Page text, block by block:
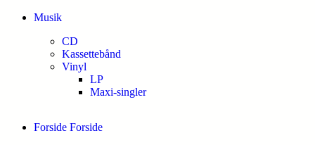
Musik
CD
Kassettebånd
Vinyl
LP
Maxi-singler
Forside Forside